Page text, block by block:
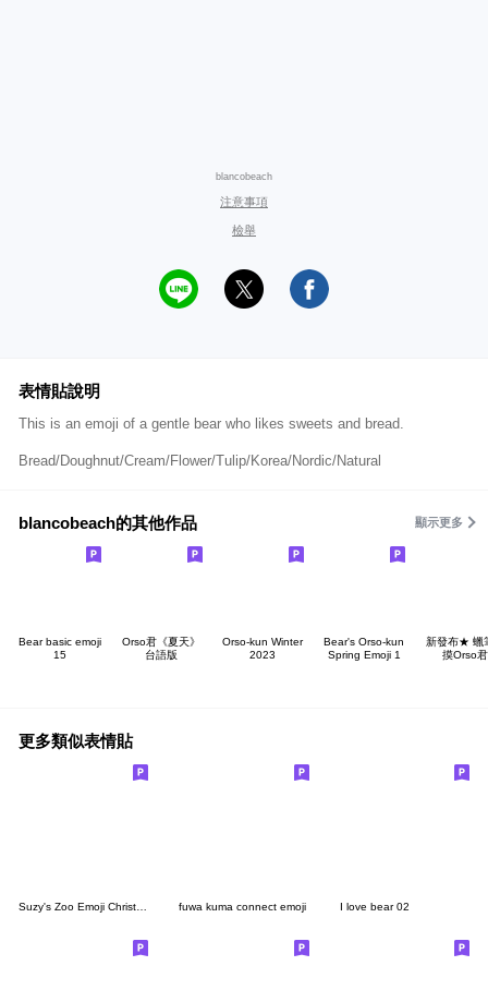
blancobeach
注意事項
檢舉
表情貼說明
This is an emoji of a gentle bear who likes sweets and bread.
Bread/Doughnut/Cream/Flower/Tulip/Korea/Nordic/Natural
blancobeach的其他作品 顯示更多
Bear basic emoji
15
Orso君《夏天》
台語版
Orso-kun Winter
2023
Bear's Orso-kun
Spring Emoji 1
新發布★ 蠟
摸Orso君
更多類似表情貼
fuwa kuma connect emoji I love bear 02